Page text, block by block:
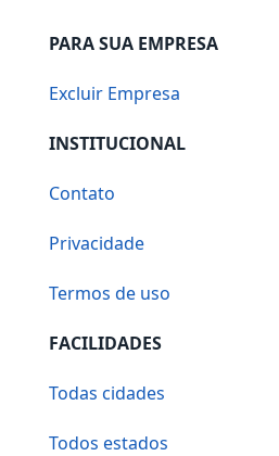
PARA SUA EMPRESA
Excluir Empresa
INSTITUCIONAL
Contato
Privacidade
Termos de uso
FACILIDADES
Todas cidades
Todos estados